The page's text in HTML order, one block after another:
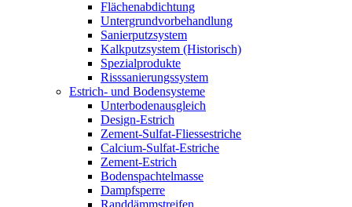
Flächenabdichtung
Untergrundvorbehandlung
Sanierputzsystem
Kalkputzsystem (Historisch)
Spezialprodukte
Risssanierungssystem
Estrich- und Bodensysteme
Unterbodenausgleich
Design-Estrich
Zement-Sulfat-Fliessestriche
Calcium-Sulfat-Estriche
Zement-Estrich
Bodenspachtelmasse
Dampfsperre